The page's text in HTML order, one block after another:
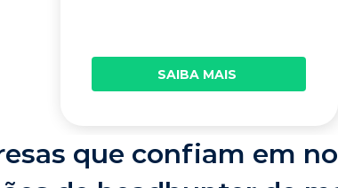
SAIBA MAIS
que confiam em